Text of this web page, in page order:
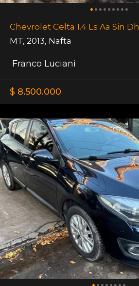
Chevrolet Celta 1.4 Ls Aa Sin Dh
MT, 2013, Nafta
Franco Luciani
$ 8.500.000